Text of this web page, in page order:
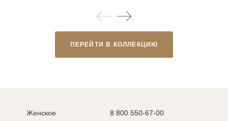
ПЕРЕЙТИ В КОЛЛЕКЦИЮ
Женское
8 800 550-67-00